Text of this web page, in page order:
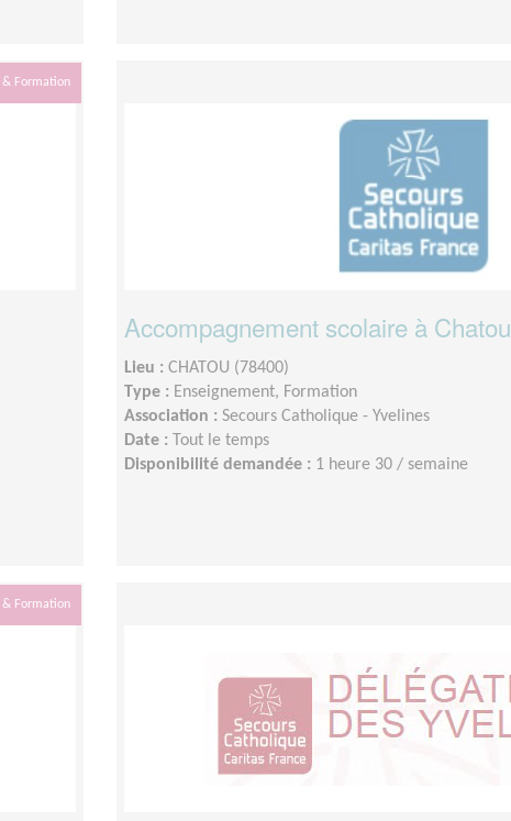
& Formation
Accompagnement scolaire à Chatou
Lieu : CHATOU (78400)
Type : Enseignement, Formation
Association : Secours Catholique - Yvelines
Date : Tout le temps
Disponibilité demandée : 1 heure 30 / semaine
& Formation